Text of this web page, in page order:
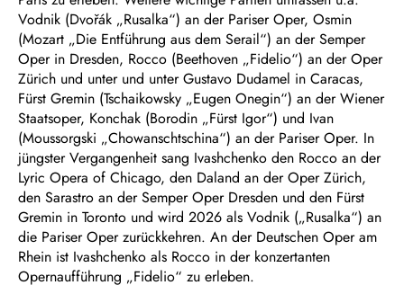
Vodnik (Dvořák „Rusalka“) an der Pariser Oper, Osmin
(Mozart „Die Entführung aus dem Serail“) an der Semper
Oper in Dresden, Rocco (Beethoven „Fidelio“) an der Oper
Zürich und unter und unter Gustavo Dudamel in Caracas,
Fürst Gremin (Tschaikowsky „Eugen Onegin“) an der Wiener
Staatsoper, Konchak (Borodin „Fürst Igor“) und Ivan
(Moussorgski „Chowanschtschina“) an der Pariser Oper. In
jüngster Vergangenheit sang Ivashchenko den Rocco an der
Lyric Opera of Chicago, den Daland an der Oper Zürich,
den Sarastro an der Semper Oper Dresden und den Fürst
Gremin in Toronto und wird 2026 als Vodnik („Rusalka“) an
die Pariser Oper zurückkehren. An der Deutschen Oper am
Rhein ist Ivashchenko als Rocco in der konzertanten
Opernaufführung „Fidelio“ zu erleben.